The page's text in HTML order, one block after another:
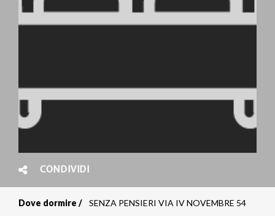
CONDIVIDI
Dove dormire SENZA PENSIERI VIA IV NOVEMBRE 54